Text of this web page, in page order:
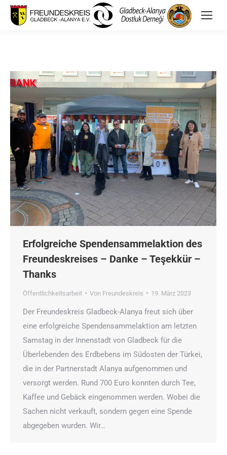
Erfolgreiche Spendensammelaktion des
Freundeskreises – Danke – Teşekkür –
Thanks
Öffentlichkeitsarbeit Von Freundeskreis 19. März 2023
Der Freundeskreis Gladbeck-Alanya freut sich über
eine erfolgreiche Spendensammelaktion am letzten
Samstag in der Innenstadt von Gladbeck für die
Überlebenden des Erdbebens im Südosten der Türkei,
die in der Partnerstadt Alanya aufgenommen und
versorgt werden. Rund 700 Euro konnten durch Tee,
Kaffee und Gebäck eingenommen werden. Wobei die
Sachen nicht verkauft, sondern gegen eine Spende
abgegeben wurden. Wir…